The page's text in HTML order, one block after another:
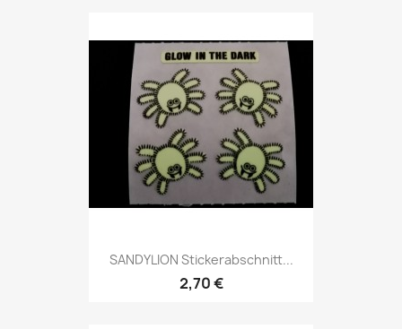
SANDYLION Stickerabschnitt...
2,70 €